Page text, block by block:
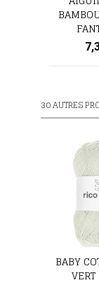
30 AUTRES
BABY
VERT